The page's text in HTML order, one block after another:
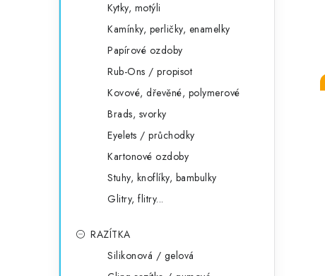
Kytky, motýli
Kamínky, perličky, enamelky
Papírové ozdoby
Rub-Ons / propisot
Kovové, dřevěné, polymerové
Brads, svorky
Eyelets / průchodky
Kartonové ozdoby
Stuhy, knoflíky, bambulky
Glitry, flitry...
RAZÍTKA
Silikonová / gelová